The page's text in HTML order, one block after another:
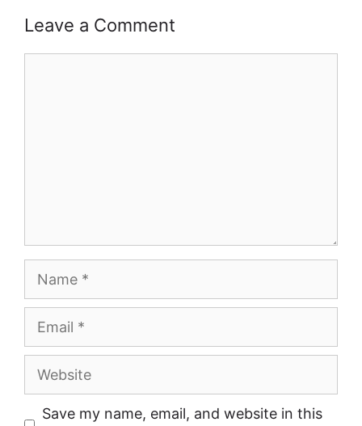
Leave a Comment
Name
Email
Website
Save my name, email, and website in this